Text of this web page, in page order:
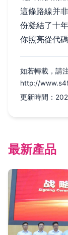
這條路線并
份凝結了十
你照亮從代
如若轉載，請
http://
更新時間：
最新產品